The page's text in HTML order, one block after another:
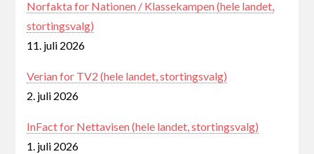
Norfakta for Nationen / Klassekampen (hele landet,
stortingsvalg)
11. juli 2026
Verian for TV2 (hele landet, stortingsvalg)
2. juli 2026
InFact for Nettavisen (hele landet, stortingsvalg)
1. juli 2026